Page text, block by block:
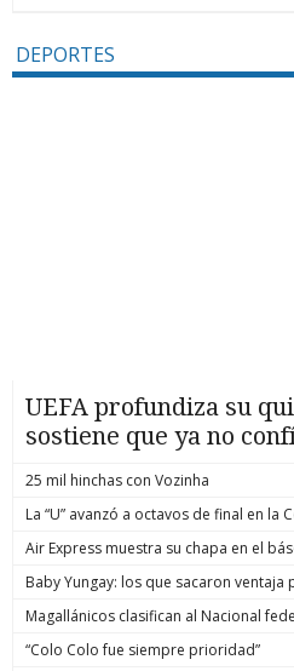
DEPORTES
UEFA profundiza su
sostiene que ya no
25 mil hinchas con Vozinha
La “U” avanzó a octavos de final en la
Air Express muestra su chapa en el
Baby Yungay: los que sacaron
Magallánicos clasifican al Nacional
“Colo Colo fue siempre prioridad”